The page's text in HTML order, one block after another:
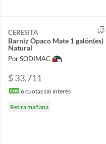
CERESITA
Barniz Ópaco Mate 1 galón(es)
Natural
Por SODIMAC
$ 33.711
6cuotas sin interés
Retira mañana